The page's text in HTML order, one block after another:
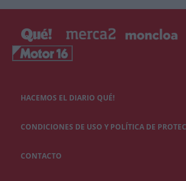
HACEMOS EL DIARIO QUÉ!
CONDICIONES DE USO Y POLÍTICA DE
CONTACTO